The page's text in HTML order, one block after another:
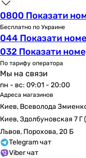
0.19 л/мин
Производительность
8 л/час
8 л/час
8 л/час
8 л/час
12 л/час
8 л/час
12 л/час
11 л/час
11.7 л/час
0800 Показати
Бесплатно по Украине
044 Показати
032 Показати
По тарифу оператора
Мы на связи
пн - вс: 09:01 - 20:00
Адреса магазинов
Киев, Всеволода
Киев, Здолбуновская 7 Г
Львов, Порохова, 20 Б
Telegram чат
Viber чат